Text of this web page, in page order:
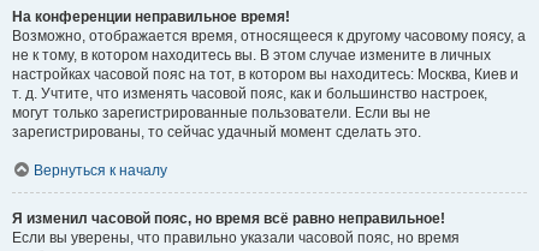
На конференции неправильное время!
Возможно, отображается время, относящееся к другому часовому поясу, а
не к тому, в котором находитесь вы. В этом случае измените в личных
настройках часовой пояс на тот, в котором вы находитесь: Москва, Киев и
т. д. Учтите, что изменять часовой пояс, как и большинство настроек,
могут только зарегистрированные пользователи. Если вы не
зарегистрированы, то сейчас удачный момент сделать это.
Вернуться к началу
Я изменил часовой пояс, но время всё равно неправильное!
Если вы уверены, что правильно указали часовой пояс, но время